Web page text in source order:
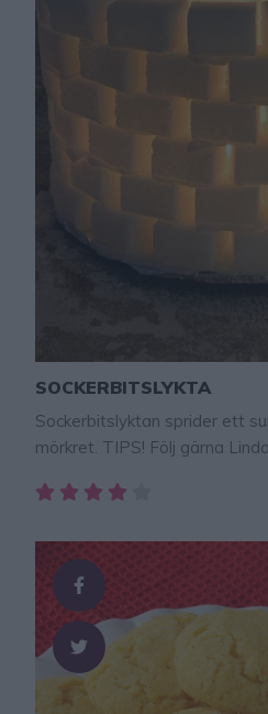
SOCKERBITSLYKTA
Sockerbitslyktan sprider ett
mörkret. TIPS! Följ gärna
lykta byggd av sockerbitar.
eller kristyr som du gör av
äggvitavärmeljus GÖR SÅ
10 cm i diameter ur …